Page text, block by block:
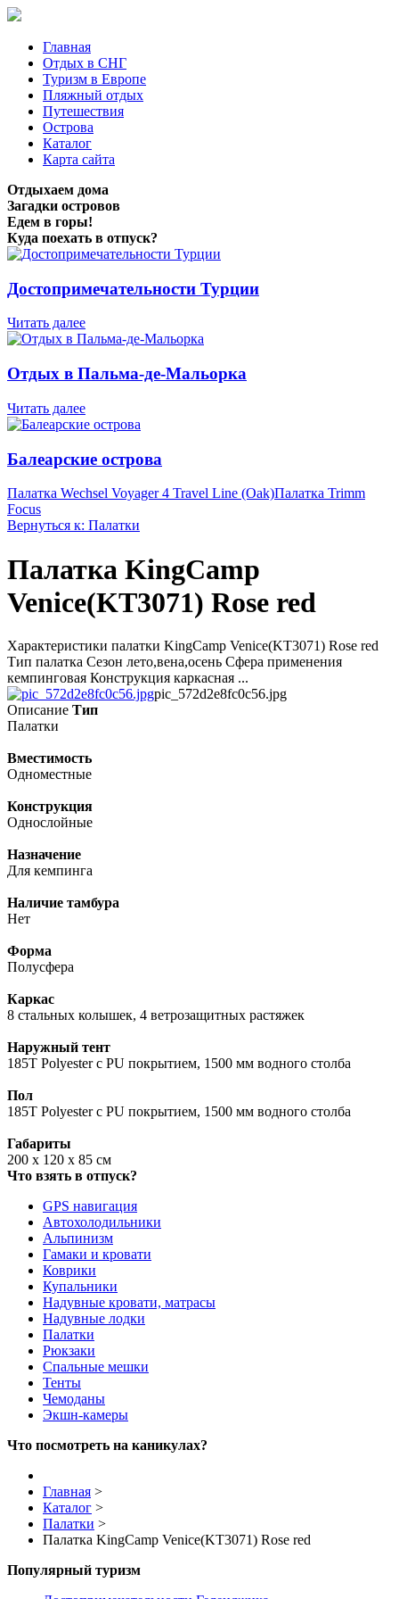
Главная
Отдых в СНГ
Туризм в Европе
Пляжный отдых
Путешествия
Острова
Каталог
Карта сайта
Отдыхаем дома
Загадки островов
Едем в горы!
Куда поехать в отпуск?
Достопримечательности Турции
Читать далее
Отдых в Пальма-де-Мальорка
Читать далее
Балеарские острова
Палатка Wechsel Voyager 4 Travel Line (Oak)Палатка Trimm
Focus
Вернуться к: Палатки
Палатка KingCamp
Venice(KT3071) Rose red
Характеристики палатки KingCamp Venice(KT3071) Rose red
Тип палатка Сезон лето,вена,осень Сфера применения
кемпинговая Конструкция каркасная ...
pic_572d2e8fc0c56.jpg
Описание Тип
Палатки
Вместимость
Одноместные
Конструкция
Однослойные
Назначение
Для кемпинга
Наличие тамбура
Нет
Форма
Полусфера
Каркас
8 стальных колышек, 4 ветрозащитных растяжек
Наружный тент
185Т Polyester с PU покрытием, 1500 мм водного столба
Пол
185Т Polyester с PU покрытием, 1500 мм водного столба
Габариты
200 x 120 x 85 см
Что взять в отпуск?
GPS навигация
Автохолодильники
Альпинизм
Гамаки и кровати
Коврики
Купальники
Надувные кровати, матрасы
Надувные лодки
Палатки
Рюкзаки
Спальные мешки
Тенты
Чемоданы
Экшн-камеры
Что посмотреть на каникулах?
Главная >
Каталог >
Палатки >
Палатка KingCamp Venice(KT3071) Rose red
Популярный туризм